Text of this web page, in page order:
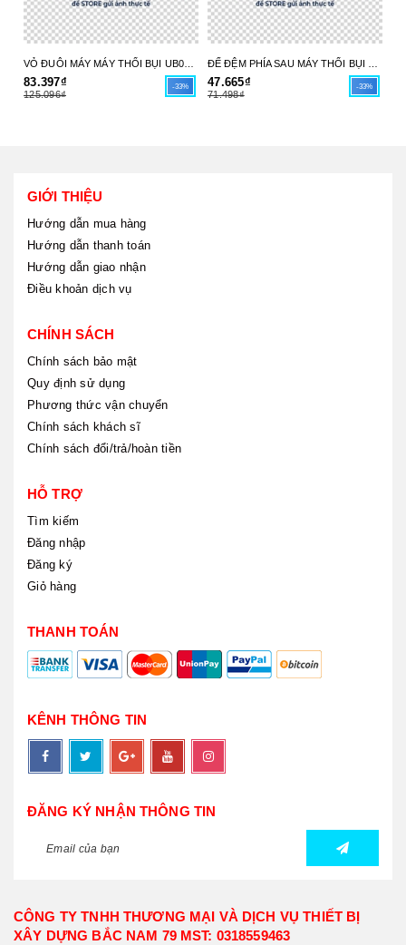
83.397₫
125.096₫
-33% 47.665₫
71.498₫
-33%
GIỚI THIỆU
Hướng dẫn mua hàng
Hướng dẫn thanh toán
Hướng dẫn giao nhận
Điều khoản dịch vụ
CHÍNH SÁCH
Chính sách bảo mật
Quy định sử dụng
Phương thức vận chuyển
Chính sách khách sĩ
Chính sách đổi/trả/hoàn tiền
HỖ TRỢ
Tìm kiếm
Đăng nhập
Đăng ký
Giỏ hàng
THANH TOÁN
KÊNH THÔNG TIN
ĐĂNG KÝ NHẬN THÔNG TIN
CÔNG TY TNHH THƯƠNG MẠI VÀ DỊCH VỤ THIẾT BỊ
XÂY DỰNG BẮC NAM 79 MST: 0318559463